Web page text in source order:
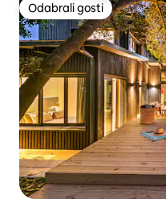
Odabrali gosti
Odabrali gosti